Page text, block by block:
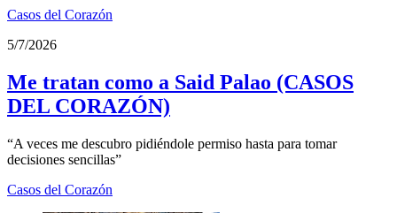
Casos del Corazón
5/7/2026
Me tratan como a Said Palao (CASOS
DEL CORAZÓN)
“A veces me descubro pidiéndole permiso hasta para tomar
decisiones sencillas”
Casos del Corazón